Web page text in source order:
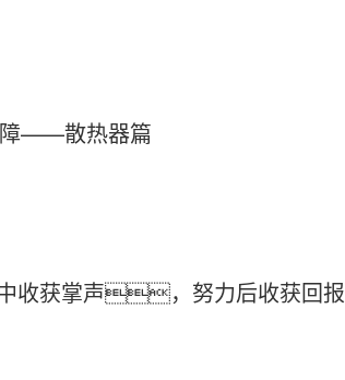
——散热器篇
收获掌声，努力后收获回报